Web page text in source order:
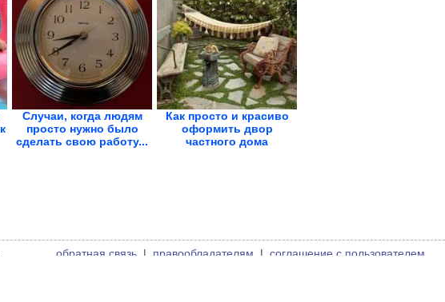
Случаи, когда людям
просто нужно было
сделать свою работу...
Как просто и красиво
оформить двор
частного дома
обратная связь | правообладателям | соглашение с пользователем